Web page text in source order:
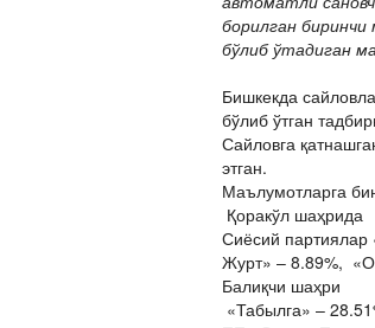
борилган
бўлиб ўтадиган
Бишкекда
бўлиб ўтган
Сайловга
этган.
Маълумотларга
Қоракўл шаҳрида
Сиёсий партиялар
Журт» – 8.89%,
Балиқчи шаҳри
«Табылга» –